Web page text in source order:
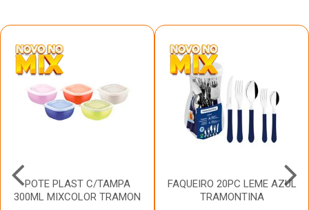
POTE PLAST C/TAMPA
300ML MIXCOLOR TRAMON
FAQUEIRO 20PC LEME AZUL
TRAMONTINA